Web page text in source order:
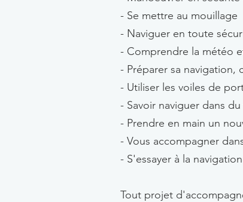
- Se mettre au mouillage
- Naviguer en toute
- Comprendre la météo
- Préparer sa navigation,
- Utiliser les voiles de
- Savoir naviguer dans
- Prendre en main un
- Vous accompagner
- S'essayer à la
Tout projet